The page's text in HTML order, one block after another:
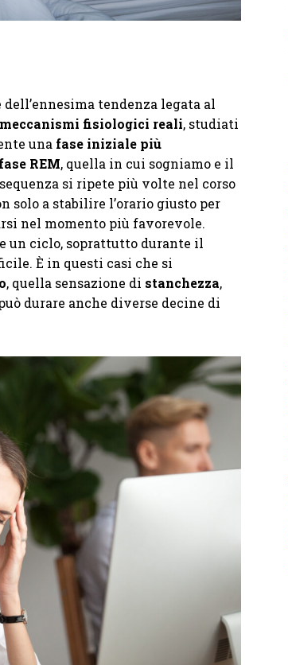
tendenza legata al
fisiologici reali, studiati
una fase iniziale più
fase REM, quella in cui sogniamo e il
si ripete più volte nel corso
solo a stabilire l’orario giusto per
nel momento più favorevole.
un ciclo, soprattutto durante il
È in questi casi che si
, quella sensazione di stanchezza,
durare anche diverse decine di